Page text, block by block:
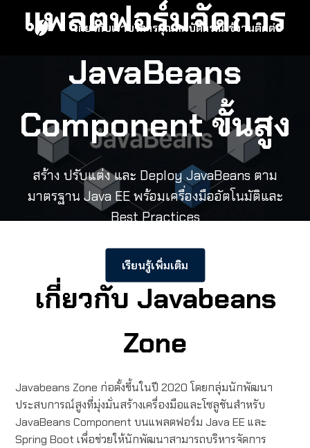
เกี่ยวกับเราบริการคุณสมบัติกรณีใช้งานติดต่อ
แพลตฟอร์มจัดการ
JavaBeans
Component ขั้นสูง
สร้าง ปรับแต่ง และ Deploy JavaBeans ตาม
มาตรฐาน Java EE พร้อมเครื่องมืออัตโนมัติและ
Best Practices
เรียนรู้เพิ่มเติม
เกี่ยวกับ Javabeans
Zone
Javabeans Zone ก่อตั้งขึ้นในปี 2020 โดยกลุ่มนักพัฒนา
ประสบการณ์สูงที่มุ่งมั่นสร้างเครื่องมือและโซลูชันสำหรับ
JavaBeans Component บนแพลตฟอร์ม Java EE และ
Spring Boot เพื่อช่วยให้นักพัฒนาสามารถบริหารจัดการ